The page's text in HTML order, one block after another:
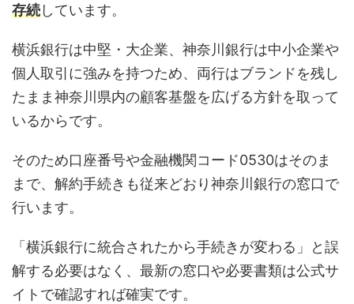
存続しています。
横浜銀行は中堅・大企業、神奈川銀行は中小企業や
個人取引に強みを持つため、両行はブランドを残し
たまま神奈川県内の顧客基盤を広げる方針を取って
いるからです。
そのため口座番号や金融機関コード0530はそのま
まで、解約手続きも従来どおり神奈川銀行の窓口で
行います。
「横浜銀行に統合されたから手続きが変わる」と誤
解する必要はなく、最新の窓口や必要書類は公式サ
イトで確認すれば確実です。